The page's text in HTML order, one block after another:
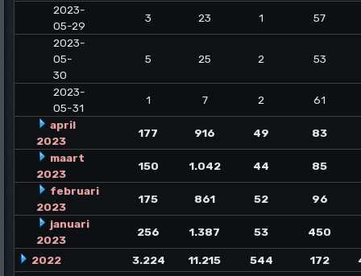
2023-
05-29
3 23 1
57
2023-
05-
30
5 25 2 53
2023-
05-31
1 7 2
61
april
2023
177 916 49
83
maart
2023
150 1.042 44
85
februari
2023
175 861 52
96
januari
2023
256 1.387 53 450
2022 3.224 11.215 544 172